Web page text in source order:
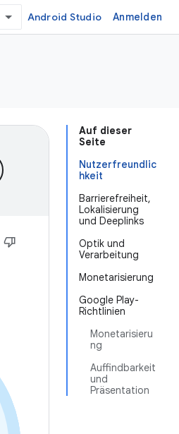
Android Studio Anmelden
Auf dieser
Seite
Nutzerfreundlic
hkeit
Barrierefreiheit,
Lokalisierung
und Deeplinks
Optik und
Verarbeitung
Monetarisierung
Google Play-
Richtlinien
Monetarisieru
ng
Auffindbarkeit
und
Präsentation